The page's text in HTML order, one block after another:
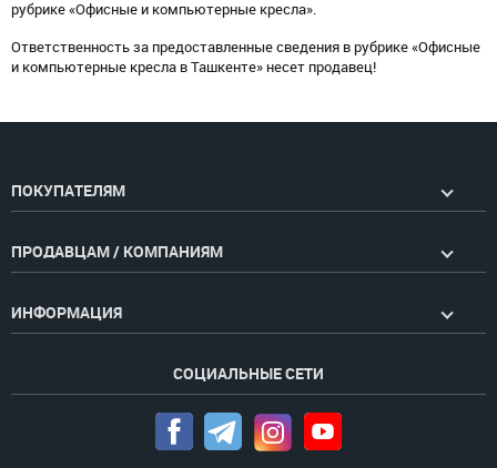
рубрике «Офисные и компьютерные кресла».
Ответственность за предоставленные сведения в рубрике «Офисные
и компьютерные кресла в Ташкенте» несет продавец!
ПОКУПАТЕЛЯМ
ПРОДАВЦАМ / КОМПАНИЯМ
ИНФОРМАЦИЯ
СОЦИАЛЬНЫЕ СЕТИ